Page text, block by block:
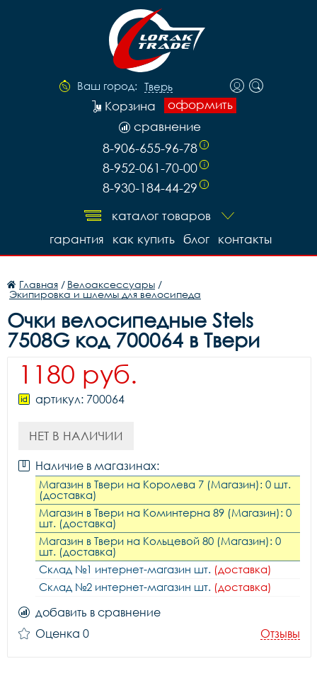
Ваш город: Тверь
оформить
Корзина
сравнение
8-906-655-96-78 i
8-952-061-70-00 i
8-930-184-44-29 i
каталог товаров
контакты
блог
как купить
гарантия
Главная / Велоаксессуары /
Экипировка и шлемы для велосипеда
Очки велосипедные Stels
7508G код 700064 в Твери
1180 руб.
артикул: 700064
НЕТ В НАЛИЧИИ
Наличие в магазинах:
Магазин в Твери на Королева 7 (Магазин): 0 шт.
(доставка)
Магазин в Твери на Коминтерна 89 (Магазин): 0
шт. (доставка)
Магазин в Твери на Кольцевой 80 (Магазин): 0
шт. (доставка)
Склад №1 интернет-магазин шт. (доставка)
Склад №2 интернет-магазин шт. (доставка)
добавить в сравнение
Оценка 0
Отзывы